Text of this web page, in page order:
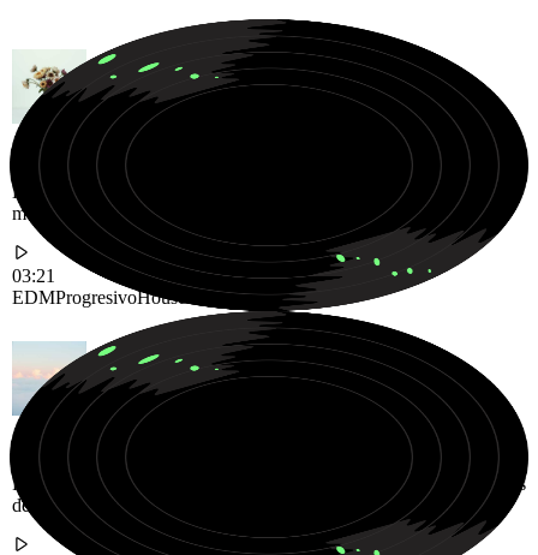
Himno de Progressive House de alta energía, creado para
momentos masivos de festival
03:21
EDMProgresivoHouse
Pista vocal Lofi fría y misteriosa flotando a través de ecos nocturnos
de ensueño